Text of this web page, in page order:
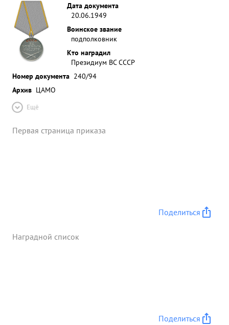
Дата документа
20.06.1949
Воинское звание
подполковник
Кто наградил
Президиум ВС СССР
Номер документа 240/94
Архив ЦАМО
Ещё
Первая страница приказа
Поделиться
Наградной список
Поделиться